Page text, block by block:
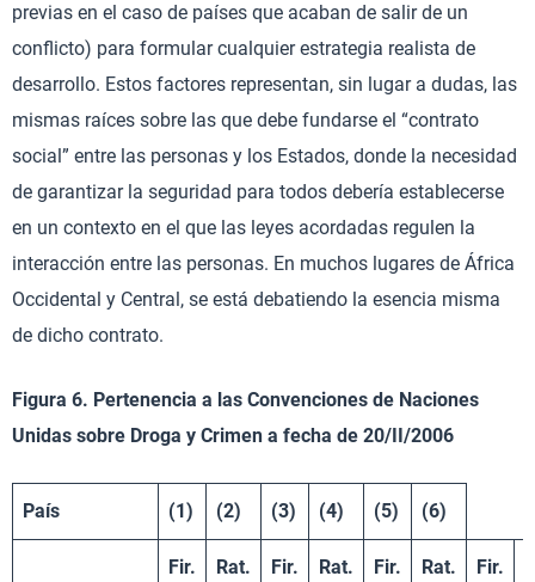
previas en el caso de países que acaban de salir de un
conflicto) para formular cualquier estrategia realista de
desarrollo. Estos factores representan, sin lugar a dudas, las
mismas raíces sobre las que debe fundarse el “contrato
social” entre las personas y los Estados, donde la necesidad
de garantizar la seguridad para todos debería establecerse
en un contexto en el que las leyes acordadas regulen la
interacción entre las personas. En muchos lugares de África
Occidental y Central, se está debatiendo la esencia misma
de dicho contrato.
Figura 6. Pertenencia a las Convenciones de Naciones
Unidas sobre Droga y Crimen a fecha de 20/II/2006
País (1) (2) (3) (4) (5) (6)
Fir. Rat. Fir. Rat. Fir. Rat. Fir.